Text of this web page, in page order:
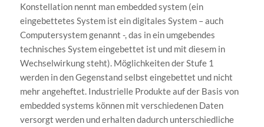
Konstellation nennt man embedded system (ein
eingebettetes System ist ein digitales System – auch
Computersystem genannt -, das in ein umgebendes
technisches System eingebettet ist und mit diesem in
Wechselwirkung steht). Möglichkeiten der Stufe 1
werden in den Gegenstand selbst eingebettet und nicht
mehr angeheftet. Industrielle Produkte auf der Basis von
embedded systems können mit verschiedenen Daten
versorgt werden und erhalten dadurch unterschiedliche